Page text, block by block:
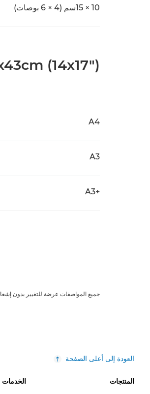
10 × 15سم (4 × 6 بوصات)
(14x17")
A4
A3
+A3
جميع المواصفات عرضة للتغيير بدون
العودة إلى أعلى الصفحة
المنتجات الخدمات